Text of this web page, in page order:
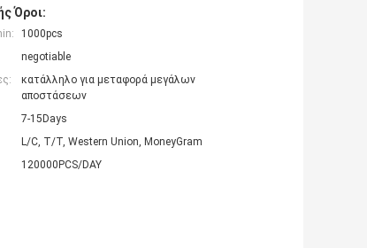
Όροι:
1000pcs
negotiable
κατάλληλο για μεταφορά μεγάλων
αποστάσεων
7-15Days
L/C, T/T, Western Union, MoneyGram
120000PCS/DAY